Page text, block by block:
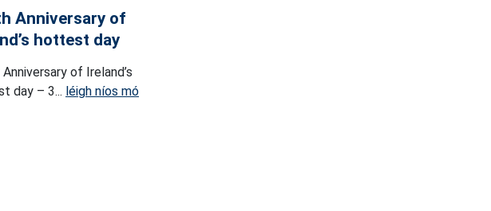
Anniversary of
hottest day
of Ireland’s
day – 3... léigh níos mó